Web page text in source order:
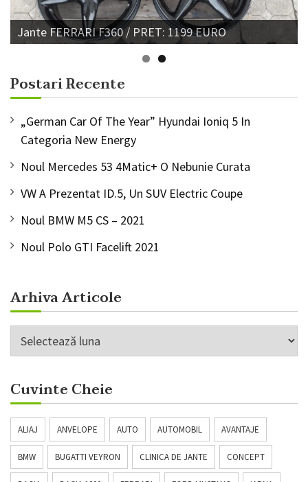
Jante VW GOLF 4 / PRET: 280 EURO
Postari Recente
„German Car Of The Year” Hyundai Ioniq 5 In
Categoria New Energy
Noul Mercedes 53 4Matic+ O Nebunie Curata
VW A Prezentat ID.5, Un SUV Electric Coupe
Noul BMW M5 CS – 2021
Noul Polo GTI Facelift 2021
Arhiva Articole
Arhiva
Articole
Cuvinte Cheie
ALIAJ ANVELOPE AUTO AUTOMOBIL AVANTAJE
BMW BUGATTI VEYRON CLINICA DE JANTE CONCEPT